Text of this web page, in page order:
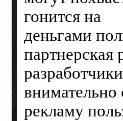
гонится на
деньгами
разработчики
внимательно
рекламу